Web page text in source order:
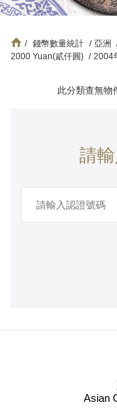
/ 錢幣數量統計 / 亞洲
2000 Yuan(貳仟圓) / 2004
此分類查無物
請
Asian